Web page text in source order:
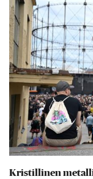
Kristillinen